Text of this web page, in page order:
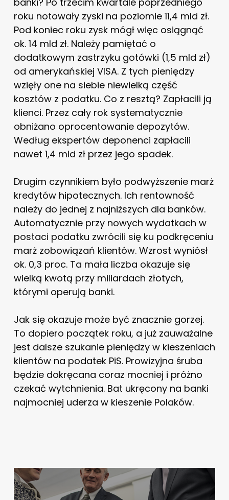
roku notowały zyski na poziomie 11,4 mld zł.
Pod koniec roku zysk mógł więc osiągnąć
ok. 14 mld zł. Należy pamiętać o
dodatkowym zastrzyku gotówki (1,5 mld zł)
od amerykańskiej VISA. Z tych pieniędzy
wzięły one na siebie niewielką część
kosztów z podatku. Co z resztą? Zapłacili ją
klienci. Przez cały rok systematycznie
obniżano oprocentowanie depozytów.
Według ekspertów deponenci zapłacili
nawet 1,4 mld zł przez jego spadek.
Drugim czynnikiem było podwyższenie marż
kredytów hipotecznych. Ich rentowność
należy do jednej z najniższych dla banków.
Automatycznie przy nowych wydatkach w
postaci podatku zwrócili się ku podkręceniu
marż zobowiązań klientów. Wzrost wyniósł
ok. 0,3 proc. Ta mała liczba okazuje się
wielką kwotą przy miliardach złotych,
którymi operują banki.
Jak się okazuje może być znacznie gorzej.
To dopiero początek roku, a już zauważalne
jest dalsze szukanie pieniędzy w kieszeniach
klientów na podatek PiS. Prowizyjna śruba
będzie dokręcana coraz mocniej i próżno
czekać wytchnienia. Bat ukręcony na banki
najmocniej uderza w kieszenie Polaków.